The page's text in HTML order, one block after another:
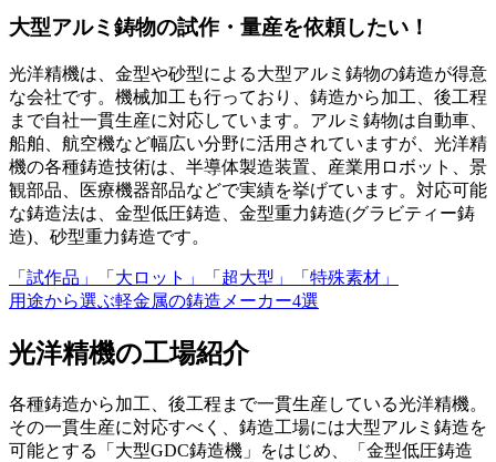
大型アルミ鋳物の試作・量産を依頼したい！
光洋精機は、金型や砂型による大型アルミ鋳物の鋳造が得意
な会社です。機械加工も行っており、鋳造から加工、後工程
まで自社一貫生産に対応しています。アルミ鋳物は自動車、
船舶、航空機など幅広い分野に活用されていますが、光洋精
機の各種鋳造技術は、半導体製造装置、産業用ロボット、景
観部品、医療機器部品などで実績を挙げています。対応可能
な鋳造法は、金型低圧鋳造、金型重力鋳造(グラビティー鋳
造)、砂型重力鋳造です。
「試作品」「大ロット」「超大型」「特殊素材」
用途から選ぶ軽金属の鋳造メーカー4選
光洋精機の工場紹介
各種鋳造から加工、後工程まで一貫生産している光洋精機。
その一貫生産に対応すべく、鋳造工場には大型アルミ鋳造を
可能とする「大型GDC鋳造機」をはじめ、「金型低圧鋳造